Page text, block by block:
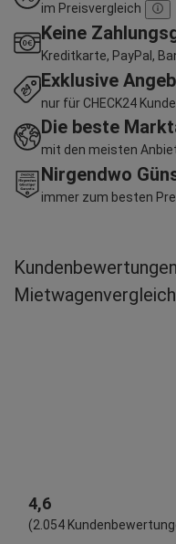
im Preisvergleich
Keine
Kreditkarte, PayPal,
Exklusive
nur für CHECK24
Die beste
mit den meisten
Nirgendwo
immer zum besten
Mietwagenvergleich
4,6
(2.054